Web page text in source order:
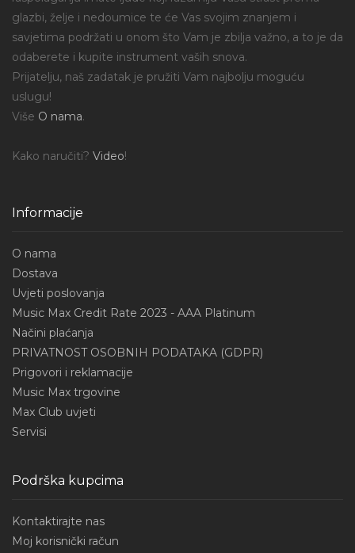
glazbi, želje i nedoumice te će Vas svojim znanjem i
savjetima podržati u onom što Vam je zbilja važno, a to je da
odaberete i kupite instrument vaših snova.
Prijatelju, naš zadatak je pružiti Vam najbolju moguću
uslugu!
Više O nama.
Kako naručiti? Video!
Informacije
O nama
Dostava
Uvjeti poslovanja
Music Max Credit Rate 2023 - AAA Platinum
Načini plaćanja
PRIVATNOST OSOBNIH PODATAKA (GDPR)
Prigovori i reklamacije
Music Max trgovine
Max Club uvjeti
Servisi
Podrška kupcima
Kontaktirajte nas
Moj korisnički račun